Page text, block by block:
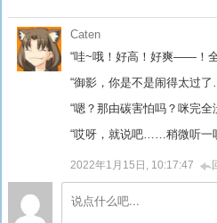
Caten
“哇~哦！好高！好爽——！
“御影，你是不是闹得太过
“嗯？那由碳害怕吗？咪完
“哎呀，就说吧……稍微听一
2022年1月15日, 10:17:47